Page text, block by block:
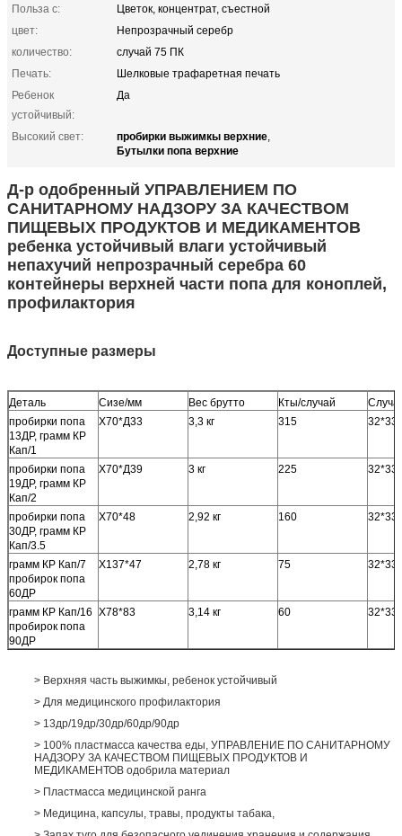
Польза с:
Цветок, концентрат, съестной
цвет:
Непрозрачный серебр
количество:
случай 75 ПК
Печать:
Шелковые трафаретная печать
Ребенок
устойчивый:
Да
Высокий свет: пробирки выжимкы верхние,
Бутылки попа верхние
Д-р одобренный УПРАВЛЕНИЕМ ПО
САНИТАРНОМУ НАДЗОРУ ЗА КАЧЕСТВОМ
ПИЩЕВЫХ ПРОДУКТОВ И МЕДИКАМЕНТОВ
ребенка устойчивый влаги устойчивый
непахучий непрозрачный серебра 60
контейнеры верхней части попа для коноплей,
профилактория
Доступные размеры
Деталь Сизе/мм Вес брутто Кты/случай
пробирки попа
13ДР, грамм КР
Кап/1
Х70*Д33 3,3 кг 315
пробирки попа
19ДР, грамм КР
Кап/2
Х70*Д39 3 кг 225
пробирки попа
30ДР, грамм КР
Кап/3.5
Х70*48 2,92 кг 160
грамм КР Кап/7
пробирок попа
60ДР
Х137*47 2,78 кг 75
грамм КР Кап/16
пробирок попа
90ДР
Х78*83 3,14 кг 60
> Верхняя часть выжимкы, ребенок устойчивый
> Для медицинского профилактория
> 13др/19др/30др/60др/90др
> 100% пластмасса качества еды, УПРАВЛЕНИЕ ПО САНИТАРНОМУ
НАДЗОРУ ЗА КАЧЕСТВОМ ПИЩЕВЫХ ПРОДУКТОВ И
МЕДИКАМЕНТОВ одобрила материал
> Пластмасса медицинской ранга
> Медицина, капсулы, травы, продукты табака,